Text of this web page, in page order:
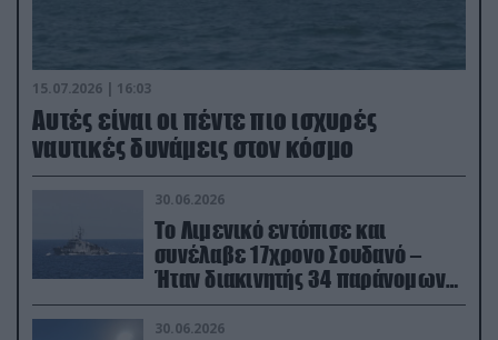
15.07.2026 | 16:03
Aυτές είναι οι πέντε πιο ισχυρές
ναυτικές δυνάμεις στον κόσμο
30.06.2026
Το Λιμενικό εντόπισε και
συνέλαβε 17χρονο Σουδανό –
Ήταν διακινητής 34 παράνομων
μεταναστών
30.06.2026